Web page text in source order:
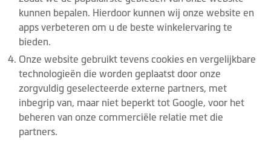
kunnen bepalen. Hierdoor kunnen wij onze website en
apps verbeteren om u de beste winkelervaring te
bieden.
Onze website gebruikt tevens cookies en vergelijkbare
technologieën die worden geplaatst door onze
zorgvuldig geselecteerde externe partners, met
inbegrip van, maar niet beperkt tot Google, voor het
beheren van onze commerciële relatie met die
partners.